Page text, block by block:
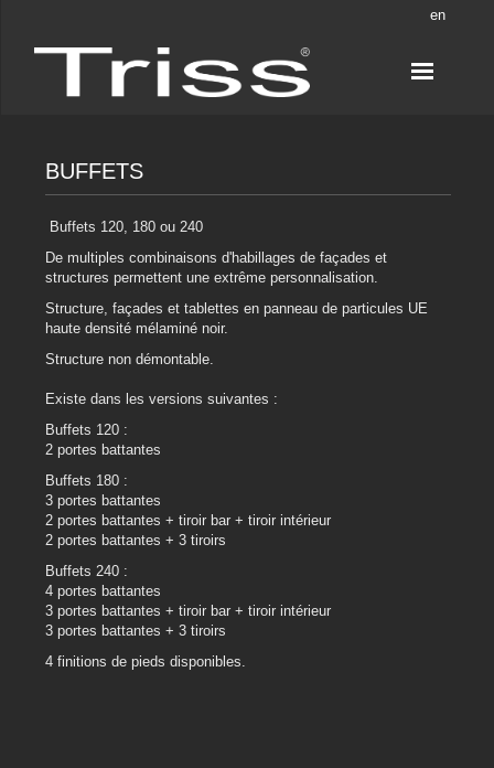
en
BUFFETS
Buffets 120, 180 ou 240
De multiples combinaisons d'habillages de façades et
structures permettent une extrême personnalisation.
Structure, façades et tablettes en panneau de particules UE
haute densité mélaminé noir.
Structure non démontable.
Existe dans les versions suivantes :
Buffets 120 :
2 portes battantes
Buffets 180 :
3 portes battantes
2 portes battantes + tiroir bar + tiroir intérieur
2 portes battantes + 3 tiroirs
Buffets 240 :
4 portes battantes
3 portes battantes + tiroir bar + tiroir intérieur
3 portes battantes + 3 tiroirs
4 finitions de pieds disponibles.